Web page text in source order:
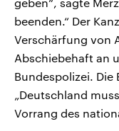
beenden.“ Der
Verschärfung von
Abschiebehaft an
Bundespolizei. Die
„Deutschland
Vorrang des